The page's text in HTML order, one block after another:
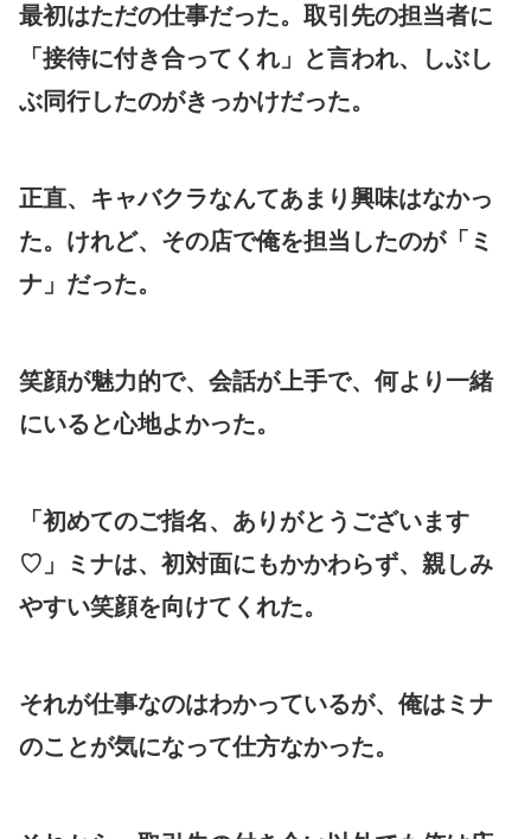
最初はただの仕事だった。取引先の担当者に
「接待に付き合ってくれ」と言われ、しぶし
ぶ同行したのがきっかけだった。
正直、キャバクラなんてあまり興味はなかっ
た。けれど、その店で俺を担当したのが「ミ
ナ」だった。
笑顔が魅力的で、会話が上手で、何より一緒
にいると心地よかった。
「初めてのご指名、ありがとうございます
♡」ミナは、初対面にもかかわらず、親しみ
やすい笑顔を向けてくれた。
それが仕事なのはわかっているが、俺はミナ
のことが気になって仕方なかった。